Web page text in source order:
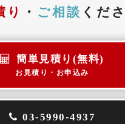
り
・ ご相談 くだ
簡単見積り(無料)
お見積り・お申込み
03-5990-4937